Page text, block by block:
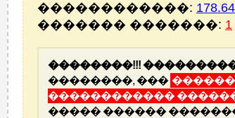
������������:
������� �������: 1
��������!!!
��������, ���
������������
����� ������